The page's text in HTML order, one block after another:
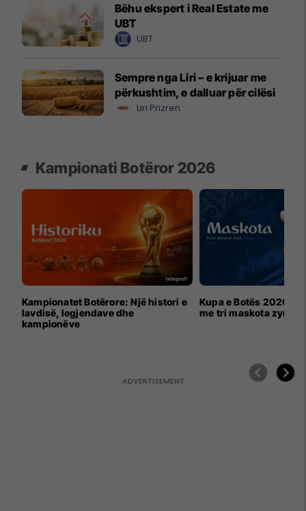
Bëhu ekspert i Real Estate me
UBT
UBT
Sempre nga Liri – e krijuar me
përkushtim, e dalluar për cilësi
Liri Prizren
Kampionati Botëror 2026
Kampionatet Botërore: Një histori e
lavdisë, legjendave dhe
kampionëve
Kupa e Botës 2026
me tri maskota zyrtare